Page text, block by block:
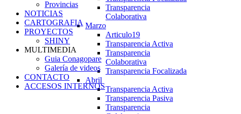
Transparencia
Colaborativa
Marzo
Articulo19
Transparencia Activa
Transparencia
Colaborativa
Transparencia Focalizada
Abril
Transparencia Activa
Transparencia Pasiva
Transparencia
Provincias
NOTICIAS
CARTOGRAFIA
PROYECTOS
SHINY
MULTIMEDIA
Guia Conagopare
Galería de videos
CONTACTO
ACCESOS INTERNOS